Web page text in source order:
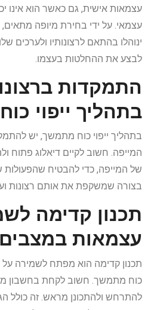
עצמאות אישית, גם כאשר הוא אינו
עצמאי. על ידי בחירת מיופה מתאים,
ינוהלו בהתאם לרצונותיו ולערכים
לבצע את ההחלטות בעצמו.
התמקדות
בתהליך ייפוי
בתהליך ייפוי כוח מתמשך, יש
המייפה. חשוב לקיים דיאלוג פתוח
של המייפה, כדי להבטיח
בצורה שמשקפת את אותם רצונות
תכנון קדימה
עצמאות במצבים
תכנון קדימה הוא מפתח לשמירה על
כוח מתמשך. חשוב לקחת בחשבון
להתרחש ולהתכונן מראש. זה כולל